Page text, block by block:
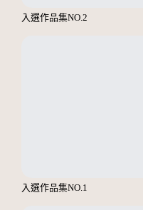
入選作品集NO.2
入選作品集NO.1